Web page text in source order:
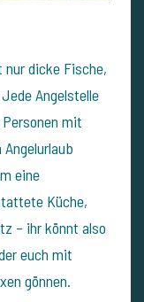
dicke Fische,
Angelstelle
mit
eine
Küche,
– ihr könnt also
euch mit
gönnen.